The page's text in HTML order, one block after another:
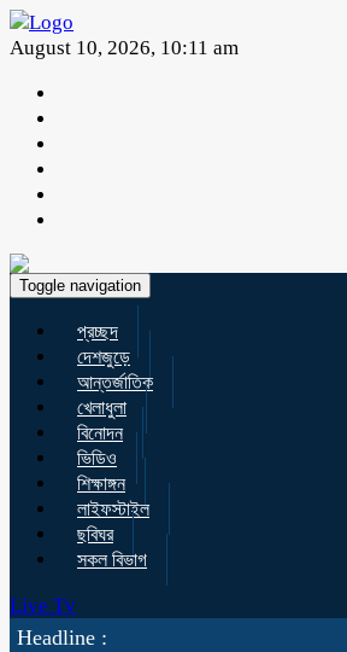
August 10, 2026, 10:11 am
Toggle navigation
প্রচ্ছদ
দেশজুড়ে
আন্তর্জাতিক
খেলাধুলা
বিনোদন
ভিডিও
শিক্ষাঙ্গন
লাইফস্টাইল
ছবিঘর
সকল বিভাগ
Live Tv
Headline :